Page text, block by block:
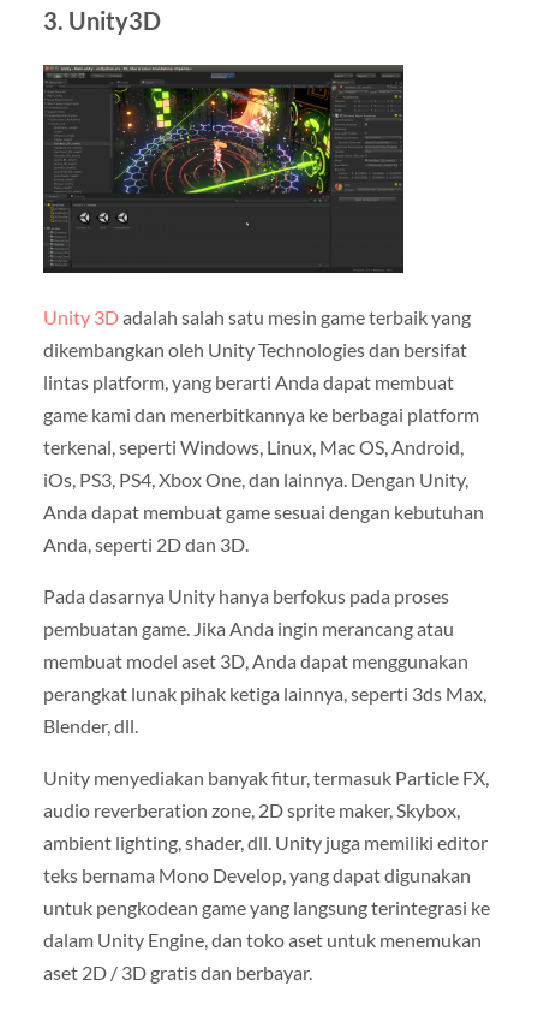
3. Unity3D
Unity 3Dadalah salah satu mesin game terbaik yang
dikembangkan oleh Unity Technologies dan bersifat
lintas platform, yang berarti Anda dapat membuat
game kami dan menerbitkannya ke berbagai platform
terkenal, seperti Windows, Linux, Mac OS, Android,
iOs, PS3, PS4, Xbox One, dan lainnya. Dengan Unity,
Anda dapat membuat game sesuai dengan kebutuhan
Anda, seperti 2D dan 3D.
Pada dasarnya Unity hanya berfokus pada proses
pembuatan game. Jika Anda ingin merancang atau
membuat model aset 3D, Anda dapat menggunakan
perangkat lunak pihak ketiga lainnya, seperti 3ds Max,
Blender, dll.
Unity menyediakan banyak fitur, termasuk Particle FX,
audio reverberation zone, 2D sprite maker, Skybox,
ambient lighting, shader, dll. Unity juga memiliki editor
teks bernama Mono Develop, yang dapat digunakan
untuk pengkodean game yang langsung terintegrasi ke
dalam Unity Engine, dan toko aset untuk menemukan
aset 2D / 3D gratis dan berbayar.